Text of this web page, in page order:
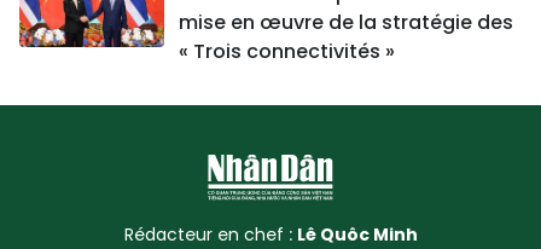
mise en œuvre de la stratégie des
« Trois connectivités »
Rédacteur en chef : Lê Quôc Minh